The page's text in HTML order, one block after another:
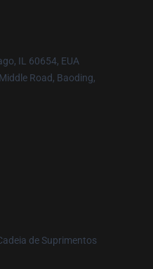
IL 60654, EUA
Road, Baoding,
de Suprimentos